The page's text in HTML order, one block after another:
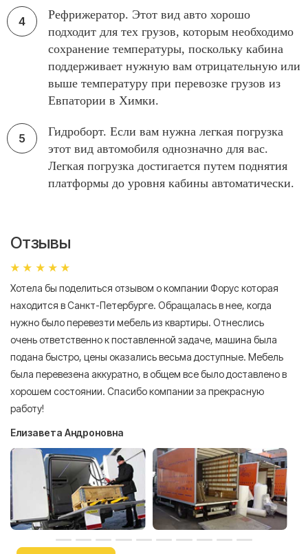
Рефрижератор. Этот вид авто хорошо
подходит для тех грузов, которым необходимо
сохранение температуры, поскольку кабина
поддерживает нужную вам отрицательную или
выше температуру при перевозке грузов из
Евпатории в Химки.
Гидроборт. Если вам нужна легкая погрузка
этот вид автомобиля однозначно для вас.
Легкая погрузка достигается путем поднятия
платформы до уровня кабины автоматически.
Отзывы
Хотела бы поделиться отзывом о компании Форус которая
находится в Санкт-Петербурге. Обращалась в нее, когда
нужно было перевезти мебель из квартиры. Отнеслись
очень ответственно к поставленной задаче, машина была
подана быстро, цены оказались весьма доступные. Мебель
была перевезена аккуратно, в общем все было доставлено в
хорошем состоянии. Спасибо компании за прекрасную
работу!
Елизавета Андроновна